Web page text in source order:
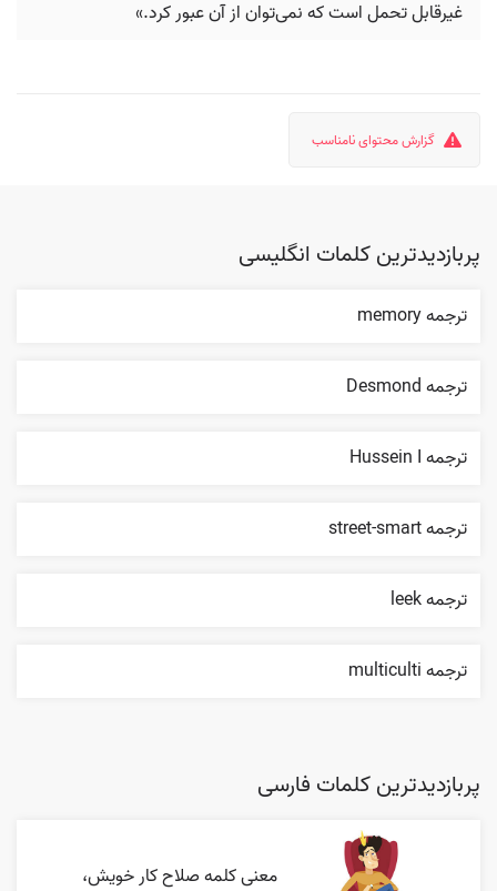
غیرقابل تحمل است که نمی‌توان از آن عبور کرد.»
گزارش محتوای نامناسب
پربازدیدترین کلمات انگلیسی
ترجمه memory
ترجمه Desmond
ترجمه Hussein I
ترجمه street-smart
ترجمه leek
ترجمه multiculti
پربازدیدترین کلمات فارسی
معنی کلمه صلاح کار خویش،